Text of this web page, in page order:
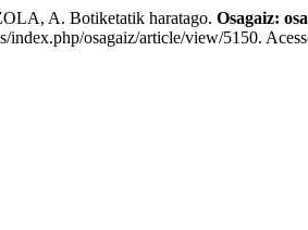
A. Botiketatik haratago. Osagaiz:
index.php/osagaiz/article/view/5150.